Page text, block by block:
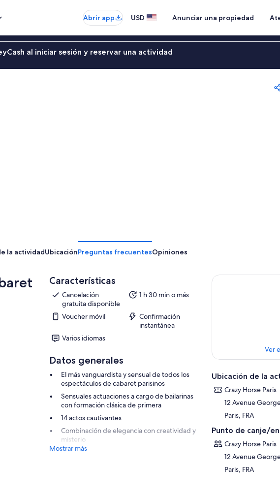
Abrir app USD Anunciar una propiedad
al iniciar sesión y reservar una actividad
la actividadUbicaciónPreguntas frecuentesOpiniones
Características
Cancelación
gratuita disponible
1 h 30 min o más
Voucher móvil
Confirmación
instantánea
Varios idiomas
Datos generales
El más vanguardista y sensual de todos los
espectáculos de cabaret parisinos
Sensuales actuaciones a cargo de bailarinas
con formación clásica de primera
14 actos cautivantes
Combinación de elegancia con creatividad y
misterio
Mostrar más
Ver
Ubicación de la
Crazy Horse Paris
12 Avenue
Paris, FRA
Punto de canje/
Crazy Horse Paris
12 Avenue
Paris, FRA